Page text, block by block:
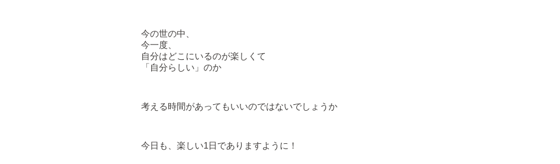
今の世の中、
今一度、
自分はどこにいるのが楽しくて
「自分らしい」のか
考える時間があってもいいのではないでしょうか
今日も、楽しい1日でありますように！